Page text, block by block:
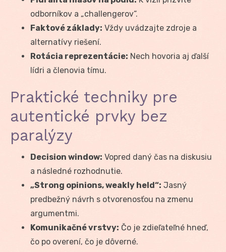
odborníkov a „challengerov“.
Faktové základy: Vždy uvádzajte zdroje a
alternatívy riešení.
Rotácia reprezentácie: Nech hovoria aj ďalší
lídri a členovia tímu.
Praktické techniky pre
autentické prvky bez
paralýzy
Decision window: Vopred daný čas na diskusiu
a následné rozhodnutie.
„Strong opinions, weakly held“: Jasný
predbežný návrh s otvorenosťou na zmenu
argumentmi.
Komunikačné vrstvy: Čo je zdieľateľné hneď,
čo po overení, čo je dôverné.